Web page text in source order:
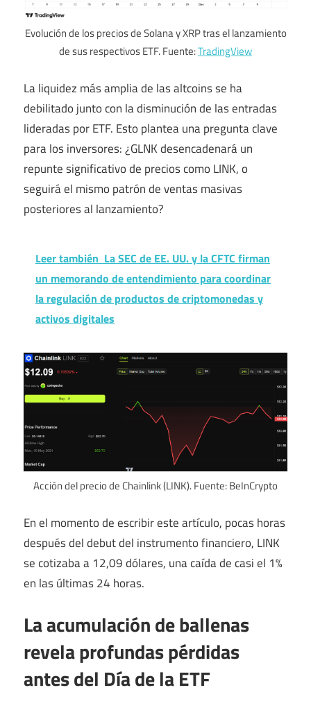
Evolución de los precios de Solana y XRP tras el lanzamiento
de sus respectivos ETF. Fuente:TradingView
La liquidez más amplia de las altcoins se ha
debilitado junto con la disminución de las entradas
lideradas por ETF. Esto plantea una pregunta clave
para los inversores: ¿GLNK desencadenará un
repunte significativo de precios como LINK, o
seguirá el mismo patrón de ventas masivas
posteriores al lanzamiento?
Leer también La SEC de EE. UU. y la CFTC firman
un memorando de entendimiento para coordinar
la regulación de productos de criptomonedas y
activos digitales
Acción del precio de Chainlink (LINK). Fuente: BeInCrypto
En el momento de escribir este artículo, pocas horas
después del debut del instrumento financiero, LINK
se cotizaba a 12,09 dólares, una caída de casi el 1%
en las últimas 24 horas.
La acumulación de ballenas
revela profundas pérdidas
antes del Día de la ETF